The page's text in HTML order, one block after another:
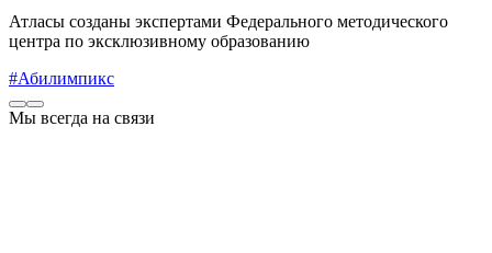
Атласы созданы экспертами Федерального методического
центра по эксклюзивному образованию
#Абилимпикс
Мы всегда на связи